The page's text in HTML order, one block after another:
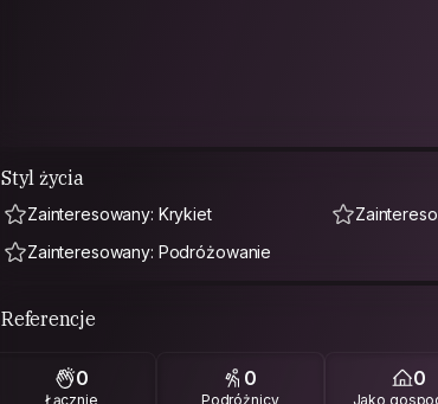
Styl życia
Zainteresowany: Krykiet
Zainteresowany: Podróżowanie
Referencje
0
Łącznie
0
Podróżnicy
0
Jako